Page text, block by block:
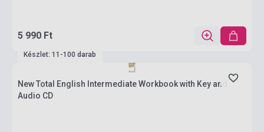
5 990 Ft
Készlet: 11-100 darab
New Total English Intermediate Workbook with Key and
Audio CD